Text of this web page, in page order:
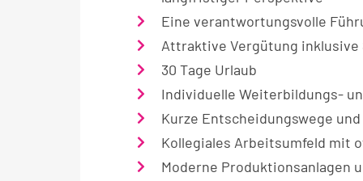
w
a
h
l
Eine verantwortungsvolle
Attraktive Vergütung inklusive
30 Tage Urlaub
Individuelle Weiterbildungs-
Kurze Entscheidungswege
Kollegiales Arbeitsumfeld mit
Moderne Produktionsanlagen